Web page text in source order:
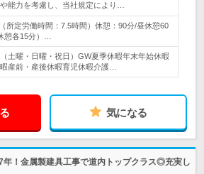
能力を考慮し、当社規定により…
所定労働時間：7.5時間）休憩：90分/昼休憩60
憩各15分）…
土曜・日曜・祝日）GW夏季休暇年末年始休暇
産前・産後休暇育児休暇介護…
気になる
年！金属製建具工事で道内トップクラス◎充実し